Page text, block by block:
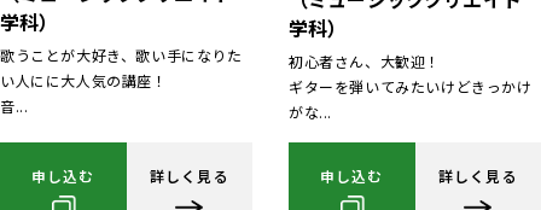
学科）
歌うことが大好き、歌い手になりた
い人にに大人気の講座！
音...
申し込む 詳しく見る
学科）
初心者さん、大歓迎！
ギターを弾いてみたいけどきっかけ
がな...
申し込む 詳しく見る